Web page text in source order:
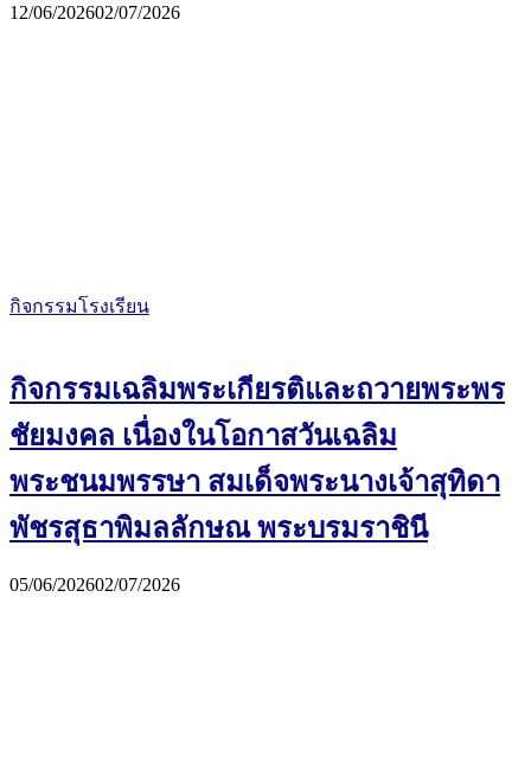
12/06/202602/07/2026
กิจกรรมโรงเรียน
กิจกรรมเฉลิมพระเกียรติและถวายพระพร
ชัยมงคล เนื่องในโอกาสวันเฉลิม
พระชนมพรรษา สมเด็จพระนางเจ้าสุทิดา
พัชรสุธาพิมลลักษณ พระบรมราชินี
05/06/202602/07/2026